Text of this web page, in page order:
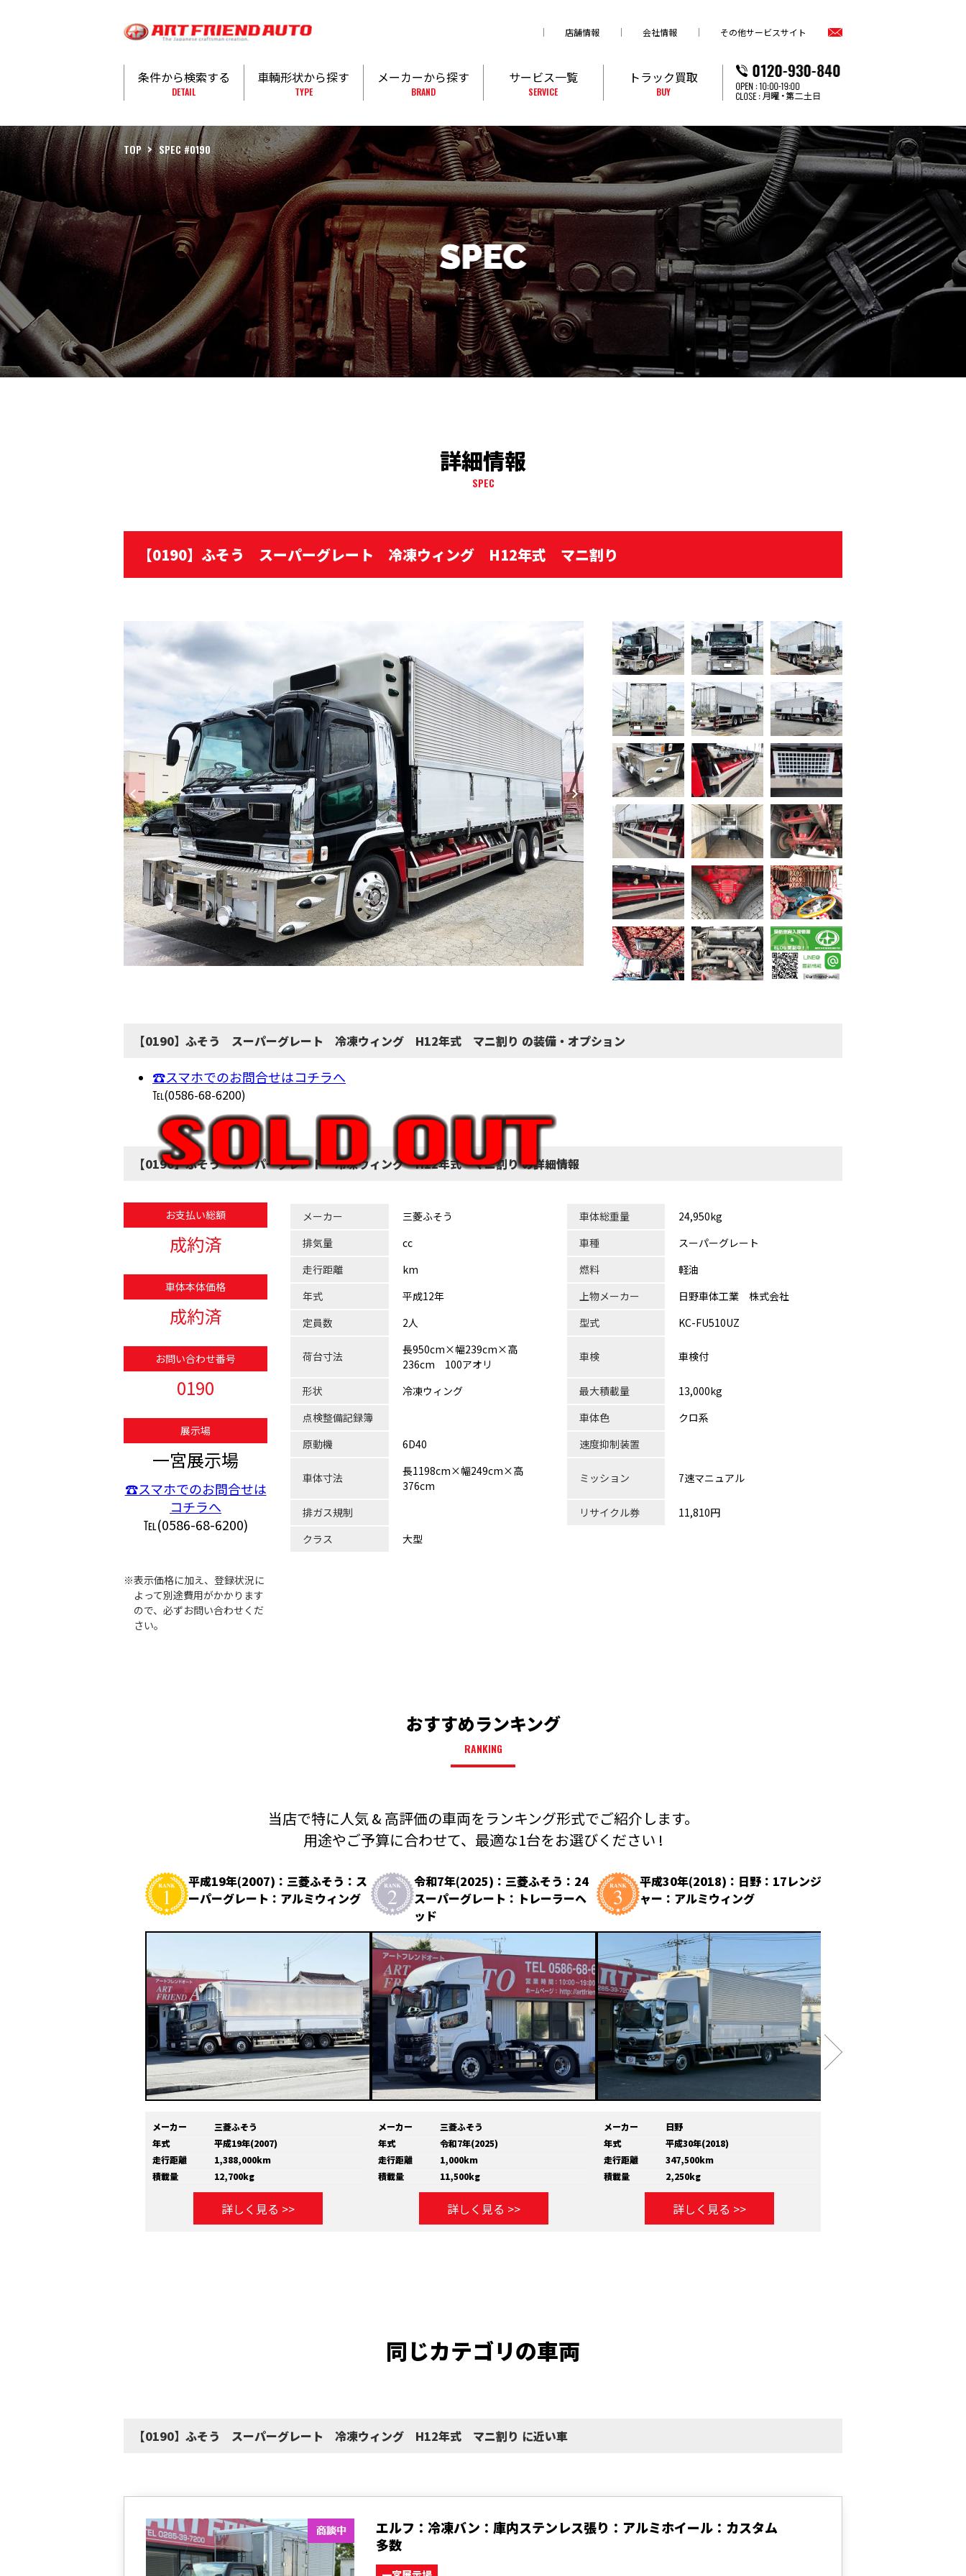
店舗情報 会社情報 その他サービスサイト
条件から検索する
DETAIL
車輌形状から探す
TYPE
メーカーから探す
BRAND
サービス一覧
SERVICE
トラック買取
BUY
TOP SPEC #0190
詳細情報
SPEC
【0190】ふそう スーパーグレート 冷凍ウィング H12年式 マニ割り
【0190】ふそう スーパーグレート 冷凍ウィング H12年式 マニ割り の装備・オプション
☎スマホでのお問合せはコチラへ
℡(0586-68-6200)
【0190】ふそう スーパーグレート 冷凍ウィング H12年式 マニ割り の詳細情報
お支払い総額
成約済
車体本体価格
成約済
お問い合わせ番号
0190
展示場
一宮展示場
☎スマホでのお問合せは
コチラへ
℡(0586-68-6200)
※表示価格に加え、登録状況に
よって別途費用がかかります
ので、必ずお問い合わせくだ
さい。
メーカー 三菱ふそう 車体総重量
24,950kg
排気量
cc 車種
スーパーグレート
走行距離
km 燃料
軽油
年式
平成12年 上物メーカー
日野車体工業 株式会社
定員数
2人 型式 KC-FU510UZ
荷台寸法
長950cm×幅239cm×高
236cm 100アオリ
車検 車検付
形状 冷凍ウィング 最大積載量
13,000kg
点検整備記録簿
車体色
クロ系
原動機
6D40 速度抑制装置
車体寸法
長1198cm×幅249cm×高
376cm
ミッション 7速マニュアル
排ガス規制 リサイクル券
11,810円
クラス
大型
おすすめランキング
RANKING
当店で特に人気 & 高評価の車両をランキング形式でご紹介します。
用途やご予算に合わせて、 最適な1台をお選びください !
平成19年(2007)：三菱ふそう：ス
ーパーグレート：アルミウィング
メーカー
三菱ふそう
年式
平成19年(2007)
走行距離
1,388,000km
積載量
12,700kg
詳しく見る >>
令和7年(2025)：三菱ふそう：24
スーパーグレート：トレーラーヘ
ッド
メーカー
三菱ふそう
年式
令和7年(2025)
走行距離
1,000km
積載量
11,500kg
詳しく見る >>
平成30年(2018)：日野：17レンジ
ャー：アルミウィング
メーカー
日野
年式
平成30年(2018)
走行距離
347,500km
積載量
2,250kg
詳しく見る >>
同じカテゴリの車両
【0190】ふそう スーパーグレート 冷凍ウィング H12年式 マニ割り に近い車
エルフ：冷凍バン：庫内ステンレス張り：アルミホイール：カスタム
多数